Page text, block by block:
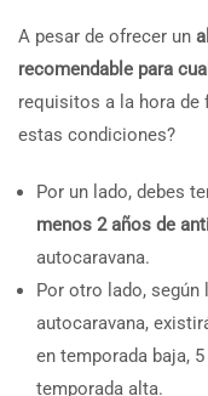
A pesar de ofrecer un
recomendable para
requisitos a la hora de
estas condiciones?
Por un lado, debes
menos 2 años de
autocaravana.
Por otro lado,
autocaravana,
en temporada baja,
temporada alta.